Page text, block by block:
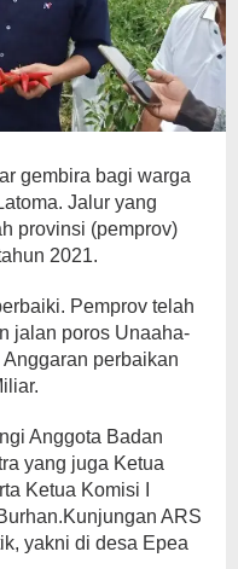
gembira bagi warga
Jalur yang
provinsi (pemprov)
2021.
Pemprov telah
jalan poros Unaaha-
perbaikan
Anggota Badan
yang juga Ketua
Ketua Komisi I
ARS
yakni di desa Epea